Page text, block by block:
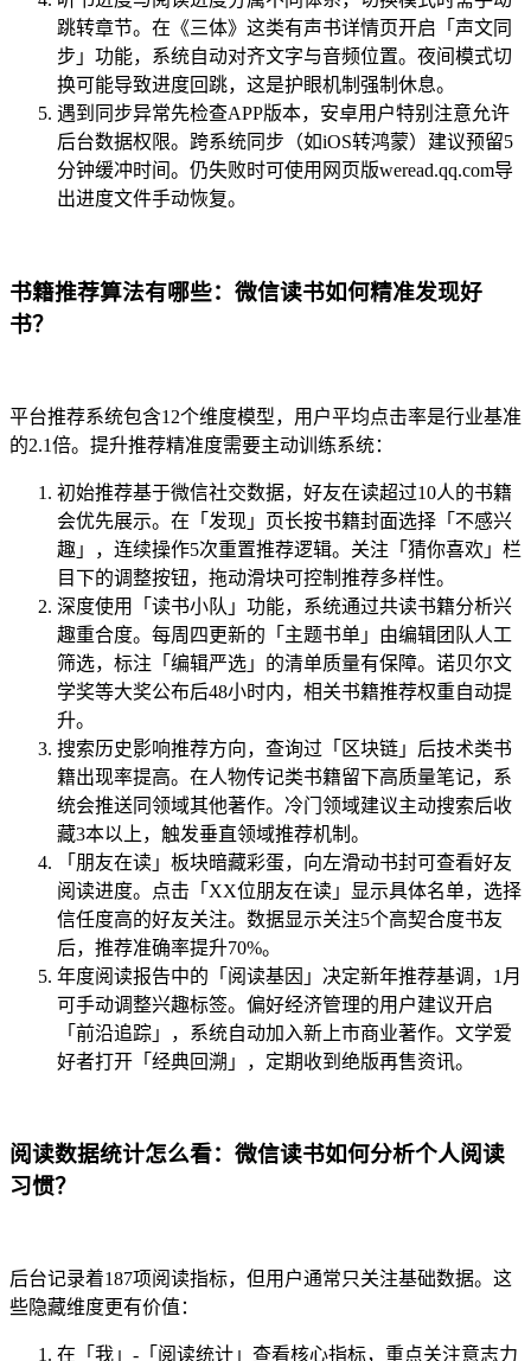
跳转章节。在《三体》这类有声书详情页开启「声文同
步」功能，系统自动对齐文字与音频位置。夜间模式切
换可能导致进度回跳，这是护眼机制强制休息。
遇到同步异常先检查APP版本，安卓用户特别注意允许
后台数据权限。跨系统同步（如iOS转鸿蒙）建议预留5
分钟缓冲时间。仍失败时可使用网页版weread.qq.com导
出进度文件手动恢复。
书籍推荐算法有哪些：微信读书如何精准发现好
书？
平台推荐系统包含12个维度模型，用户平均点击率是行业基准
的2.1倍。提升推荐精准度需要主动训练系统：
初始推荐基于微信社交数据，好友在读超过10人的书籍
会优先展示。在「发现」页长按书籍封面选择「不感兴
趣」，连续操作5次重置推荐逻辑。关注「猜你喜欢」栏
目下的调整按钮，拖动滑块可控制推荐多样性。
深度使用「读书小队」功能，系统通过共读书籍分析兴
趣重合度。每周四更新的「主题书单」由编辑团队人工
筛选，标注「编辑严选」的清单质量有保障。诺贝尔文
学奖等大奖公布后48小时内，相关书籍推荐权重自动提
升。
搜索历史影响推荐方向，查询过「区块链」后技术类书
籍出现率提高。在人物传记类书籍留下高质量笔记，系
统会推送同领域其他著作。冷门领域建议主动搜索后收
藏3本以上，触发垂直领域推荐机制。
「朋友在读」板块暗藏彩蛋，向左滑动书封可查看好友
阅读进度。点击「XX位朋友在读」显示具体名单，选择
信任度高的好友关注。数据显示关注5个高契合度书友
后，推荐准确率提升70%。
年度阅读报告中的「阅读基因」决定新年推荐基调，1月
可手动调整兴趣标签。偏好经济管理的用户建议开启
「前沿追踪」，系统自动加入新上市商业著作。文学爱
好者打开「经典回溯」，定期收到绝版再售资讯。
阅读数据统计怎么看：微信读书如何分析个人阅读
习惯？
后台记录着187项阅读指标，但用户通常只关注基础数据。这
些隐藏维度更有价值：
在「我」-「阅读统计」查看核心指标，重点关注意志力